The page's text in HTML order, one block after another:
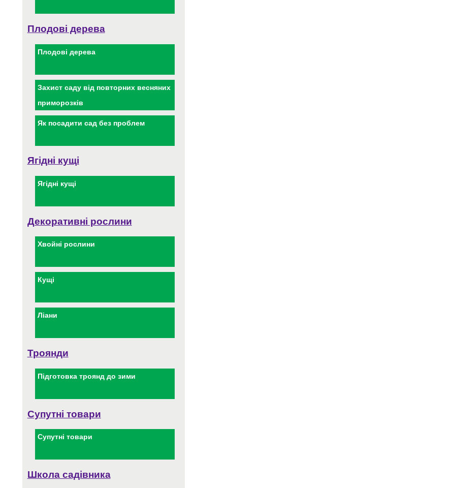
Плодові дерева
Плодові дерева
Захист саду від повторних весняних
приморозків
Як посадити сад без проблем
Ягідні кущі
Ягідні кущі
Декоративні рослини
Хвойні рослини
Кущі
Ліани
Троянди
Підготовка троянд до зими
Супутні товари
Супутні товари
Школа садівника